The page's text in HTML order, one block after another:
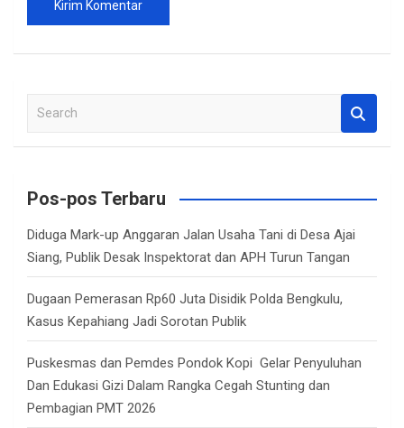
a
c
Pos-pos Terbaru
Diduga Mark-up Anggaran Jalan Usaha Tani di Desa Ajai
Siang, Publik Desak Inspektorat dan APH Turun Tangan
Dugaan Pemerasan Rp60 Juta Disidik Polda Bengkulu,
Kasus Kepahiang Jadi Sorotan Publik
Puskesmas dan Pemdes Pondok Kopi Gelar Penyuluhan
Dan Edukasi Gizi Dalam Rangka Cegah Stunting dan
Pembagian PMT 2026